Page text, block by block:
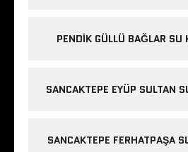
PENDIK GÜLLÜ BAĞLAR SU
SANCAKTEPE EYÜP SULTAN
SANCAKTEPE FERHATPAŞA